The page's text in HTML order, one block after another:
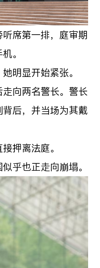
席第一排，庭审期
。
明显开始紧张。
向两名警长。警长
后，并当场为其戴
押离法庭。
乎也正走向崩塌。